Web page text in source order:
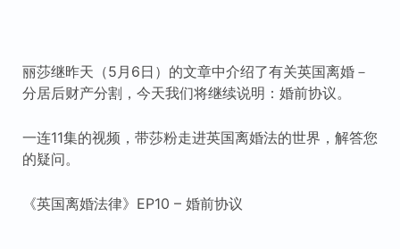
丽莎继昨天（5月6日）的文章中介绍了有关英国离婚－
分居后财产分割，今天我们将继续说明：婚前协议。
一连11集的视频，带莎粉走进英国离婚法的世界，解答您
的疑问。
《英国离婚法律》EP10 – 婚前协议